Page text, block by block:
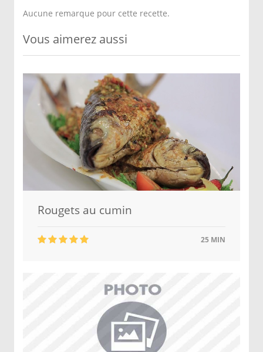
Aucune remarque pour cette recette.
Vous aimerez aussi
Rougets au cumin
25 MIN